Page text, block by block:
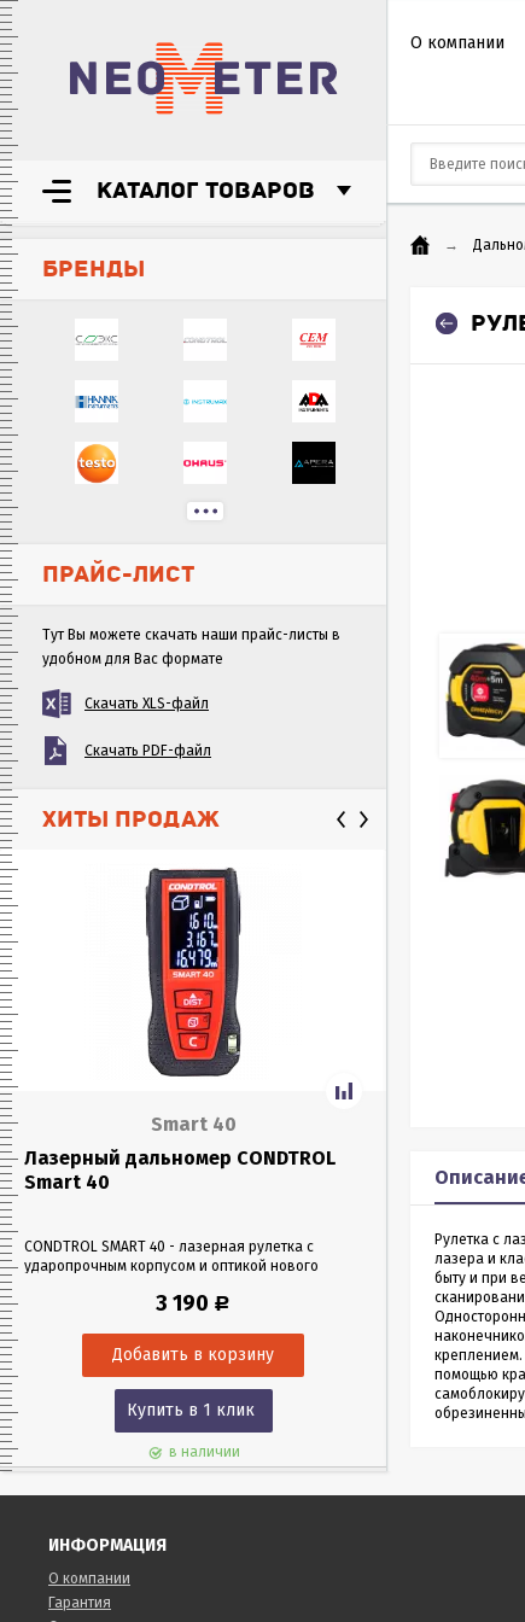
КАТАЛОГ ТОВАРОВ
БРЕНДЫ
ПРАЙС-ЛИСТ
Тут Вы можете скачать наши прайс-листы в
удобном для Вас формате
Скачать XLS-файл
Скачать PDF-файл
ХИТЫ ПРОДАЖ
Smart 40
Лазерный дальномер CONDTROL
Smart 40
CONDTROL SMART 40 - лазерная рулетка с
ударопрочным корпусом и оптикой нового
в любых условиях освещения. Позволяет
помещениях на расстоянии до 40 м.
3 190 Р
Купить в 1 клик
в наличии
Smart 60
CONDTROL
эргономичном
Лазерная
0,05 до 60
измерения –
О компании
→
Рулетка с
лазера и
быту и при
креплением.
помощью
ИНФОРМАЦИЯ
О компании
Гарантия